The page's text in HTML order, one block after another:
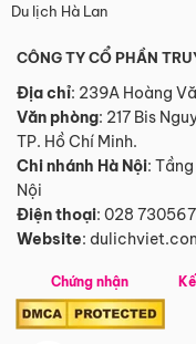
Du lịch Hà Lan
CÔNG TY CỔ PHẦN
Địa chỉ: 239A Hoàng
Văn phòng: 217 Bis
TP. Hồ Chí Minh.
Chi nhánh Hà Nội:
Nội
Điện thoại: 028
Website:
Chứng nhận